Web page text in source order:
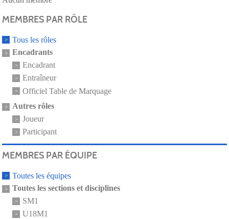
MEMBRES PAR RÔLE
Tous les rôles
Encadrants
Encadrant
Entraîneur
Officiel Table de Marquage
Autres rôles
Joueur
Participant
MEMBRES PAR ÉQUIPE
Toutes les équipes
Toutes les sections et disciplines
SM1
U18M1